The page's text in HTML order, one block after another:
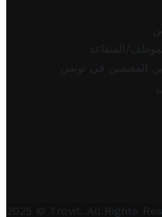
المتقاعد
المقيمين في تونس
2025 © Trovit. All Rights